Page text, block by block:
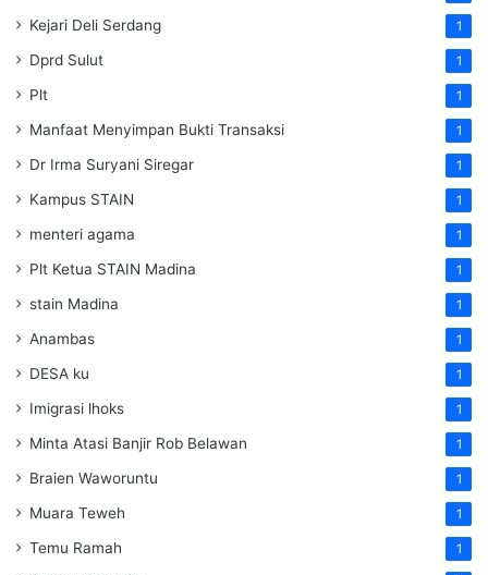
Kejari Deli Serdang 1
Dprd Sulut 1
Plt 1
Manfaat Menyimpan Bukti Transaksi 1
Dr Irma Suryani Siregar 1
Kampus STAIN 1
menteri agama 1
Plt Ketua STAIN Madina 1
stain Madina 1
Anambas 1
DESA ku 1
Imigrasi lhoks 1
Minta Atasi Banjir Rob Belawan 1
Braien Waworuntu 1
Muara Teweh 1
Temu Ramah 1